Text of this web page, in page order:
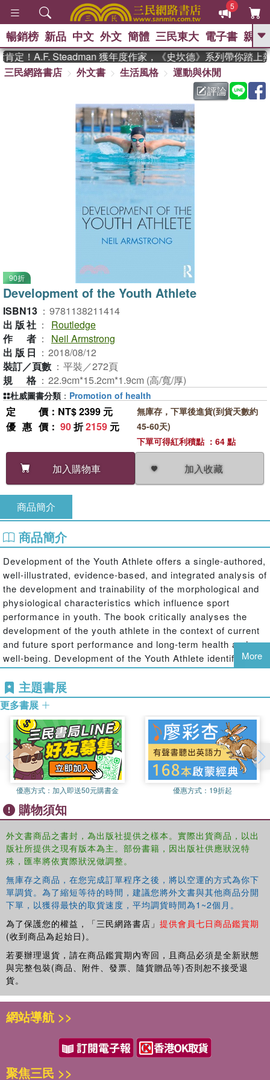
5
GO
熱搜： 東野圭吾 、 高希均教授回憶錄
父親節 、 如果歷
暑期推薦 、 國際布克
獎 臺灣漫遊錄 、 方念華
登輝時代 、 數學女孩：黎曼猜想
偉大的迷走神經
暢銷榜 新品 中文 外文 簡體 三民東大 電子書 親子
定！A.F. Steadman 獲年度作家，《史坎德》系列帶你踏上熱
三民網路書店
外文書 生活風格
運動與休閒
評論
90折
Development of the Youth Athlete
ISBN13 ： 9781138211414
出版社 ：
Routledge
作者 ：
Neil Armstrong
出版日 ： 2018/08/12
裝訂／頁數 ： 平裝／272頁
規格 ： 22.9cm*15.2cm*1.9cm (高/寬/厚)
定價 ：NT$ 2399 元
優惠價 ： 90折2159 元
加入購物車 加入收藏
無庫存，下單後進貨(到貨天數約
45-60天)
下單可得紅利積點 ：64 點
杜威圖書分類 ： Promotion of health
商品簡介
商品簡介
Development of the Youth Athlete offers a single-authored,
well-illustrated, evidence-based, and integrated analysis of
the development and trainability of the morphological and
physiological characteristics which influence sport
performance in youth. The book critically analyses the
development of the youth athlete in the context of current
and future sport performance and long-term health and
well-being. Development of the Youth Athlete identifies the
principal controversies in youth sport and addresses them
through sport-specific examples.
Presenting a rigorous assessment and interpretation of
scientific data with an emphasis on underlying
physiological mechanisms, the book focuses on the
interactions between growth, maturation, and:
Sport-related fitness
Sport-specific trainability
Sport performance
Challenges in youth sport
Providing the only up-to-date, coherent critical discourse
on youth athlete development currently available,
Development of the Youth Athlete is essential reading for
students, lecturers, sport medicine practitioners,
researchers, scholars, and senior coaches with an
interest in youth sport, exercise science, and sport
medicine.
More
主題書展
更多書展
優惠方式： 加入即送50元購書金 優惠方式： 19折起
購物須知
外文書商品之書封，為出版社提供之樣本。實際出貨商品，以出
版社所提供之現有版本為主。部份書籍，因出版社供應狀況特
殊，匯率將依實際狀況做調整。
無庫存之商品，在您完成訂單程序之後，將以空運的方式為你下
單調貨。為了縮短等待的時間，建議您將外文書與其他商品分開
下單，以獲得最快的取貨速度，平均調貨時間為1~2個月。
為了保護您的權益，「三民網路書店」 提供會員七日商品鑑賞期
(收到商品為起始日)。
若要辦理退貨，請在商品鑑賞期內寄回，且商品必須是全新狀態
與完整包裝(商品、附件、發票、隨貨贈品等)否則恕不接受退
貨。
網站導航 >>
聚焦三民 >>